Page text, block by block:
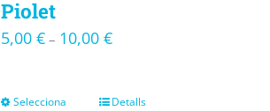
Piolet
5,00 €– 10,00 €
Selecciona
Detalls